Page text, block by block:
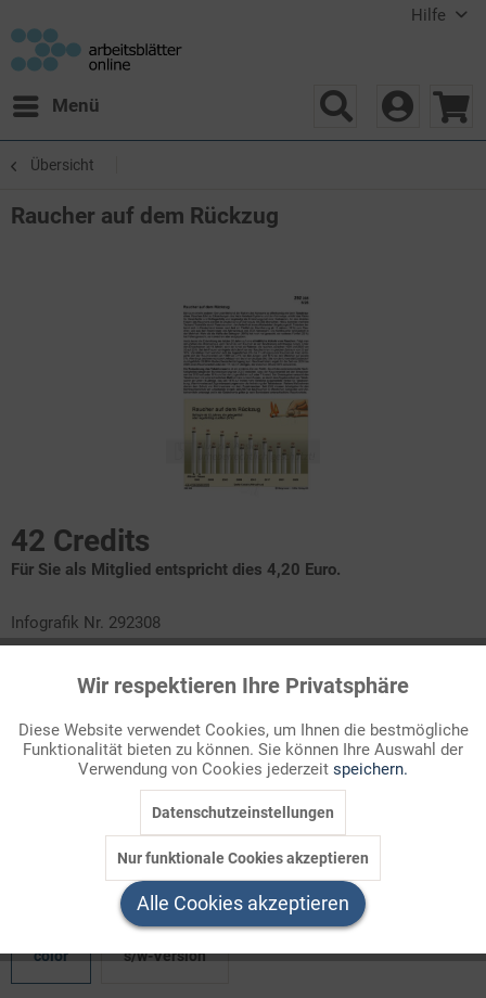
Hilfe
Menü
Übersicht
Raucher auf dem Rückzug
42 Credits
Für Sie als Mitglied entspricht dies 4,20 Euro.
Infografik Nr. 292308
Werbeeinschränkungen, Warnhinweisen und hohen
Tabaksteuern versucht der Staat, das Rauchverhalten zu
beeinflussen. Tatsächlich ist der Anteil der Raucher und
Raucherinnen an der Bevölkerung im letzten Vierteljahrhundert
Entwicklung von 1999 bis 2025 im Zahlenbild!
Welchen Download brauchen Sie?
color s/w-Version
Funktionale Aktiv
Marketing Inaktiv
Inaktiv
Wir respektieren Ihre Privatsphäre
Diese Website verwendet Cookies, um Ihnen die bestmögliche
Funktionalität bieten zu können. Sie können Ihre Auswahl der
Verwendung von Cookies jederzeit speichern.
Datenschutzeinstellungen
Nur funktionale Cookies akzeptieren
Alle Cookies akzeptieren